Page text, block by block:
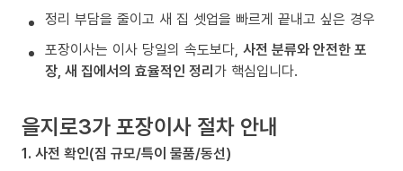
정리 부담을 줄이고 새 집 셋업을 빠르게 끝내고 싶은 경우
포장이사는 이사 당일의 속도보다, 사전 분류와 안전한 포
장, 새 집에서의 효율적인 정리가 핵심입니다.
을지로3가 포장이사 절차 안내
1. 사전 확인(짐 규모/특이 물품/동선)